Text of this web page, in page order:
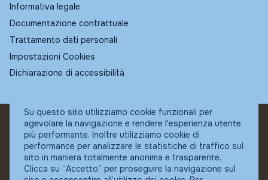
Informativa legale
Documentazione contrattuale
Trattamento dati personali
Impostazioni Cookies
Dichiarazione di accessibilità
© Fundstore
Collocatore autorizzato:
Banca Ifigest SpA
P.Iva: 04337180485
Su questo sito utilizziamo cookie funzionali per
agevolare la navigazione e rendere l'esperienza utente
più performante. Inoltre utilizziamo cookie di
performance per analizzare le statistiche di traffico sul
sito in maniera totalmente anonima e trasparente.
Clicca su “Accetto” per proseguire la navigazione sul